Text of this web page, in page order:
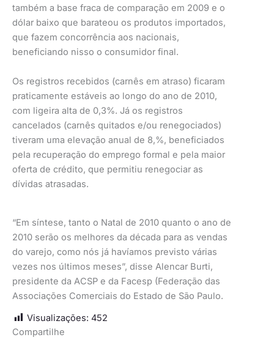
também a base fraca de comparação em 2009 e o
dólar baixo que barateou os produtos importados,
que fazem concorrência aos nacionais,
beneficiando nisso o consumidor final.
Os registros recebidos (carnês em atraso) ficaram
praticamente estáveis ao longo do ano de 2010,
com ligeira alta de 0,3%. Já os registros
cancelados (carnês quitados e/ou renegociados)
tiveram uma elevação anual de 8,%, beneficiados
pela recuperação do emprego formal e pela maior
oferta de crédito, que permitiu renegociar as
dívidas atrasadas.
“Em síntese, tanto o Natal de 2010 quanto o ano de
2010 serão os melhores da década para as vendas
do varejo, como nós já havíamos previsto várias
vezes nos últimos meses”, disse Alencar Burti,
presidente da ACSP e da Facesp (Federação das
Associações Comerciais do Estado de São Paulo.
Visualizações: 452
Compartilhe